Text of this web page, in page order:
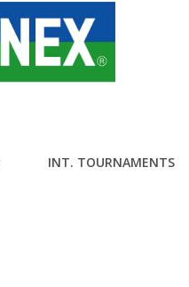
INT. TOURNAMENTS